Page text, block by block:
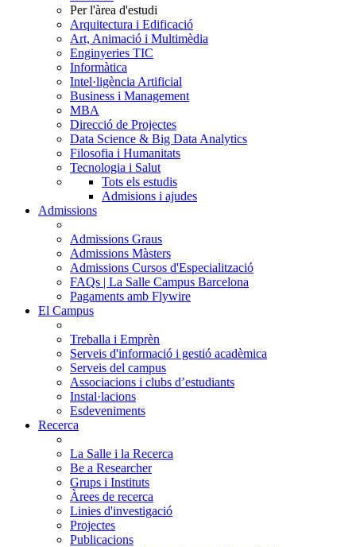
Per l'àrea d'estudi
Arquitectura i Edificació
Art, Animació i Multimèdia
Enginyeries TIC
Informàtica
Intel·ligència Artificial
Business i Management
MBA
Direcció de Projectes
Data Science & Big Data Analytics
Filosofia i Humanitats
Tecnologia i Salut
Tots els estudis
Admisions i ajudes
Admissions
Admissions Graus
Admissions Màsters
Admissions Cursos d'Especialització
FAQs | La Salle Campus Barcelona
Pagaments amb Flywire
El Campus
Treballa i Emprèn
Serveis d'informació i gestió acadèmica
Serveis del campus
Associacions i clubs d’estudiants
Instal·lacions
Esdeveniments
Recerca
La Salle i la Recerca
Be a Researcher
Grups i Instituts
Àrees de recerca
Linies d'investigació
Projectes
Publicacions